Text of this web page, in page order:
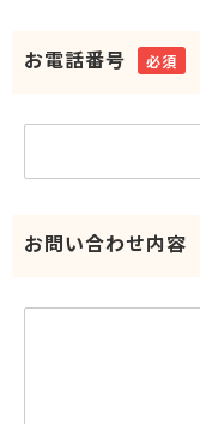
お電話番号 必須
お問い合わせ内容